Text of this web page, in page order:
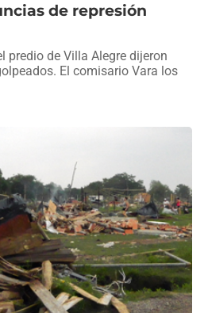
de represión
predio de Villa Alegre dijeron
El comisario Vara los